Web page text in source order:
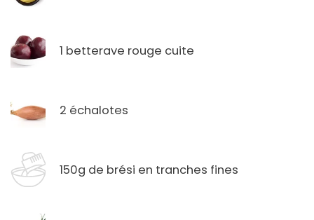
1 betterave rouge cuite
2 échalotes
150g de brési en tranches fines